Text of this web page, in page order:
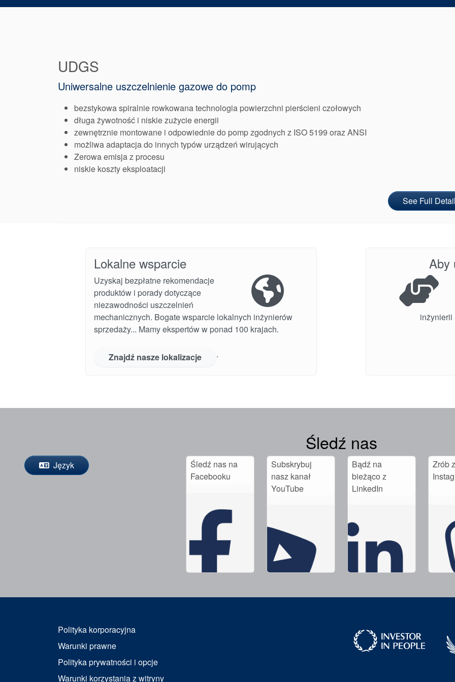
UDGS
Uniwersalne uszczelnienie gazowe do pomp
bezstykowa spiralnie rowkowana technologia powierzchni pierścieni czołowych
długa żywotność i niskie zużycie energii
zewnętrznie montowane i odpowiednie do pomp zgodnych z ISO 5199 oraz ANSI
możliwa adaptacja do innych typów urządzeń wirujących
Zerowa emisja z procesu
niskie koszty eksploatacji
See Full
Lokalne wsparcie
Uzyskaj bezpłatne rekomendacje
produktów i porady dotyczące
niezawodności uszczelnień
mechanicznych. Bogate wsparcie lokalnych inżynierów
sprzedaży... Mamy ekspertów w ponad 100 krajach.
Znajdź nasze lokalizacje .
Aby
Śledź nas
Język
Śledź nas na
Facebooku
Subskrybuj
nasz kanał
YouTube
Bądź na
bieżąco z
LinkedIn
Zrób
Polityka korporacyjna
Warunki prawne
Polityka prywatności i opcje
Warunki korzystania z witryny